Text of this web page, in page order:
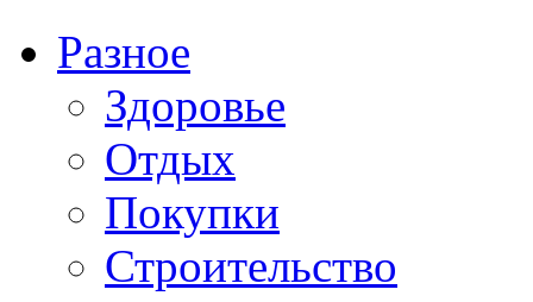
Разное
Здоровье
Отдых
Покупки
Строительство